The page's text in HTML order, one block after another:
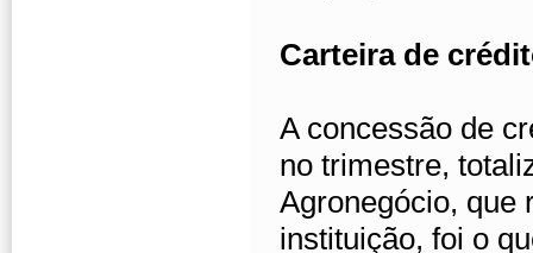
Carteira de
A concessão de
no trimestre,
Agronegócio, que
instituição, foi o